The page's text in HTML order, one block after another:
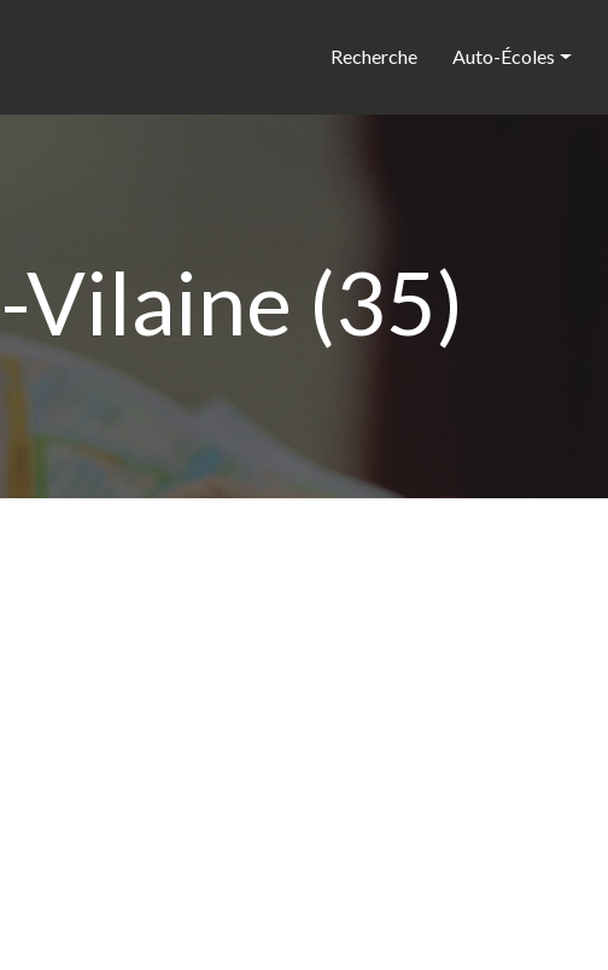
Recherche Auto-Écoles
(35)